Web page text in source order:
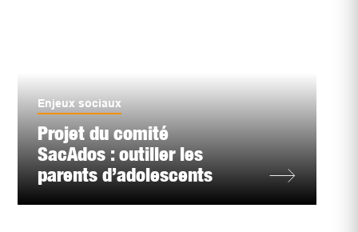
Enjeux sociaux
Projet du comité
SacAdos : outiller les
parents d’adolescents